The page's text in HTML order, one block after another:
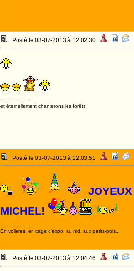
Posté le 03-07-2013 à 12:02:30
--------------------
et éternellement chanterons les forêts
Posté le 03-07-2013 à 12:03:51
MICHEL!
--------------------
En volières, en cage d'expo, au nid, aux petits-pois...
Posté le 03-07-2013 à 12:04:46